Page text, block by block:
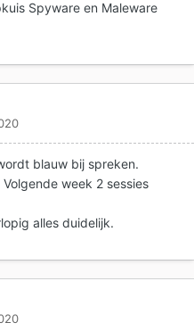
Spyware en Maleware
blauw bij spreken.
week 2 sessies
alles duidelijk.